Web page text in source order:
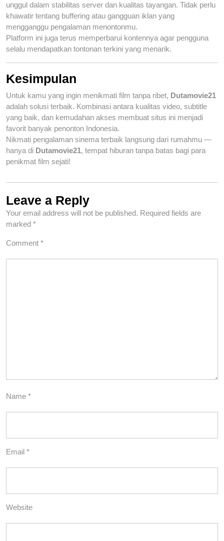
unggul dalam stabilitas server dan kualitas tayangan. Tidak perlu
khawatir tentang buffering atau gangguan iklan yang
mengganggu pengalaman menontonmu.
Platform ini juga terus memperbarui kontennya agar pengguna
selalu mendapatkan tontonan terkini yang menarik.
Kesimpulan
Untuk kamu yang ingin menikmati film tanpa ribet, Dutamovie21
adalah solusi terbaik. Kombinasi antara kualitas video, subtitle
yang baik, dan kemudahan akses membuat situs ini menjadi
favorit banyak penonton Indonesia.
Nikmati pengalaman sinema terbaik langsung dari rumahmu —
hanya di Dutamovie21, tempat hiburan tanpa batas bagi para
penikmat film sejati!
Leave a Reply
Your email address will not be published. Required fields are
marked *
Comment *
Name *
Email *
Website